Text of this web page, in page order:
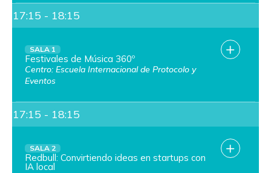
17:15 - 18:15
SALA 1
Festivales de Música 360º
Centro: Escuela Internacional de Protocolo y
Eventos
17:15 - 18:15
SALA 2
Redbull: Convirtiendo ideas en startups con
IA local